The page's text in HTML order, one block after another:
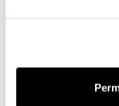
Wüsthof